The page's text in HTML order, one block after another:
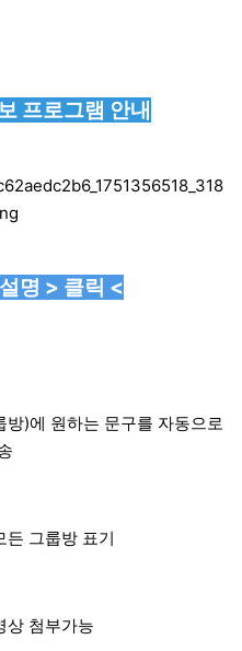
프로그램 안내
명 > 클릭 <
)에 원하는 문구를 자동으로
든 그룹방 표기
상 첨부가능